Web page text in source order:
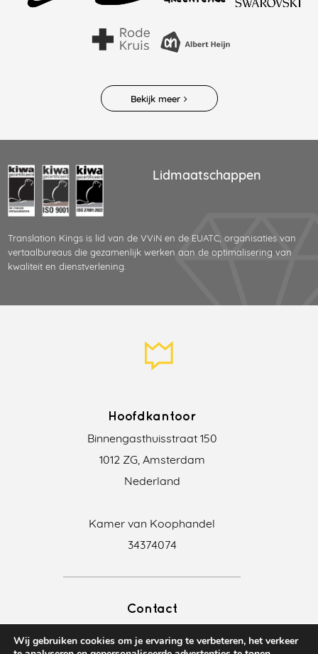
Bekijk meer
Lidmaatschappen
Translation Kings is lid van de VViN en de EUATC; organisaties van
vertaalbureaus die gezamenlijk werken aan de optimalisering van
kwaliteit en dienstverlening.
Hoofdkantoor
Binnengasthuisstraat 150
1012 ZG, Amsterdam
Nederland
Kamer van Koophandel
34374074
Contact
Wij gebruiken cookies om je ervaring te verbeteren, het verkeer